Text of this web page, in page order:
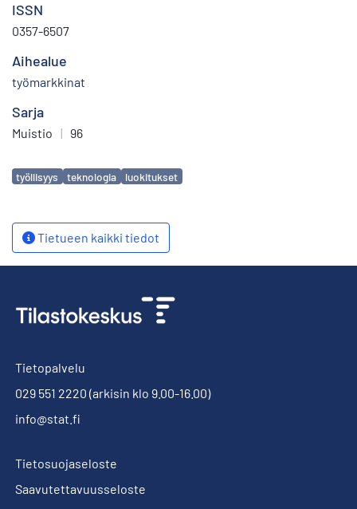
ISSN
0357-6507
Aihealue
työmarkkinat
Sarja
Muistio | 96
Avainsanat
työllisyys teknologia luokitukset
Tietueen kaikki tiedot
Tietopalvelu
029 551 2220 (arkisin klo 9.00-16.00)
info@stat.fi
Tietosuojaseloste
Saavutettavuusseloste